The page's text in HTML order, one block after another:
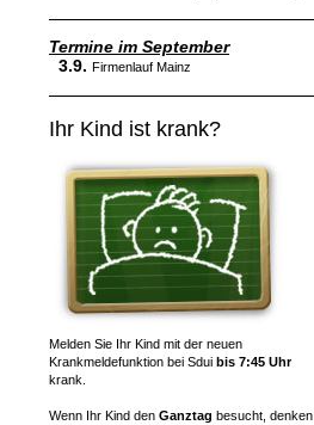
Termine im September
3.9. Firmenlauf Mainz
Ihr Kind ist krank?
Melden Sie Ihr Kind mit der neuen
Krankmeldefunktion bei Sdui bis 7:45 Uhr
krank.
Wenn Ihr Kind den Ganztag besucht, denken